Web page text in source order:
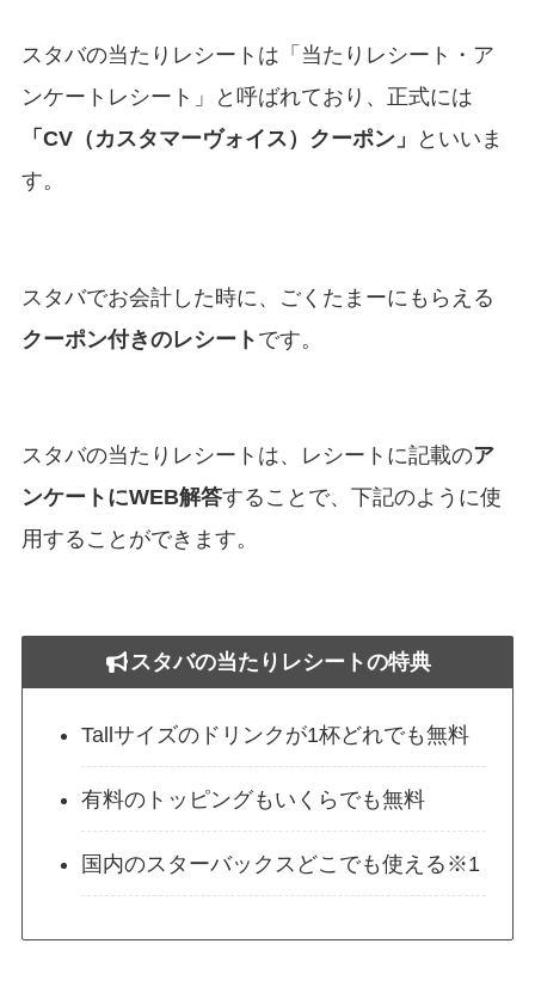
スタバの当たりレシートは「当たりレシート・ア
ンケートレシート」と呼ばれており、正式には
「CV（カスタマーヴォイス）クーポン」
といいま
す。
スタバでお会計した時に、ごくたまーにもらえる
クーポン付きのレシート です。
スタバの当たりレシートは、レシートに記載のア
ンケートにWEB解答することで、下記のように使
用することができます。
スタバの当たりレシートの特典
Tallサイズのドリンクが1杯どれでも無料
有料のトッピングもいくらでも無料
国内のスターバックスどこでも使える※1